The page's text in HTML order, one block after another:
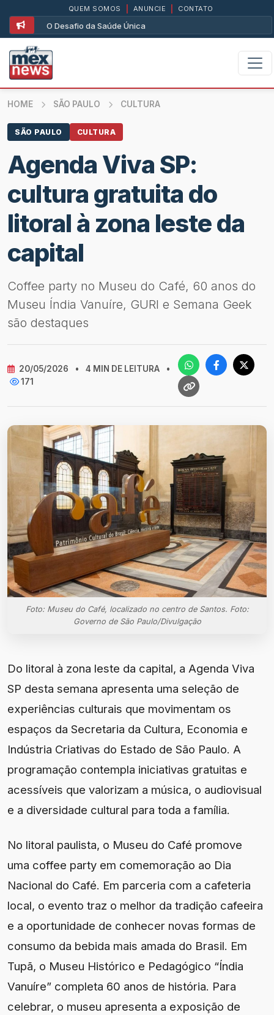
O Desafio da Saúde Única
QUEM SOMOS ANUNCIE CONTATO
HOME SÃO PAULO CULTURA
SÃO PAULO CULTURA
Agenda Viva SP:
cultura gratuita do
litoral à zona leste da
capital
Coffee party no Museu do Café, 60 anos do
Museu Índia Vanuíre, GURI e Semana Geek
são destaques
20/05/2026 • 4 MIN DE LEITURA
•
171
Foto: Museu do Café, localizado no centro de Santos. Foto:
Governo de São Paulo/Divulgação
Do litoral à zona leste da capital, a Agenda Viva
SP desta semana apresenta uma seleção de
experiências culturais que movimentam os
espaços da Secretaria da Cultura, Economia e
Indústria Criativas do Estado de São Paulo. A
programação contempla iniciativas gratuitas e
acessíveis que valorizam a música, o audiovisual
e a diversidade cultural para toda a família.
No litoral paulista, o Museu do Café promove
uma coffee party em comemoração ao Dia
Nacional do Café. Em parceria com a cafeteria
local, o evento traz o melhor da tradição cafeeira
e a oportunidade de conhecer novas formas de
consumo da bebida mais amada do Brasil. Em
Tupã, o Museu Histórico e Pedagógico “Índia
Vanuíre” completa 60 anos de história. Para
celebrar, o museu apresenta a exposição de